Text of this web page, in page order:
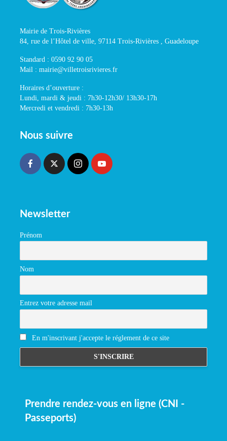
Mairie de Trois-Rivières
84, rue de l’Hôtel de ville, 97114 Trois-Rivières , Guadeloupe
Standard : 0590 92 90 05
Mail : mairie@villetroisrivieres.fr
Horaires d’ouverture :
Lundi, mardi & jeudi : 7h30-12h30/ 13h30-17h
Mercredi et vendredi : 7h30-13h
Nous suivre
Newsletter
Prénom
Nom
Entrez votre adresse mail
En m'inscrivant j'accepte le réglement de ce site
Prendre rendez-vous en ligne (CNI -
Passeports)